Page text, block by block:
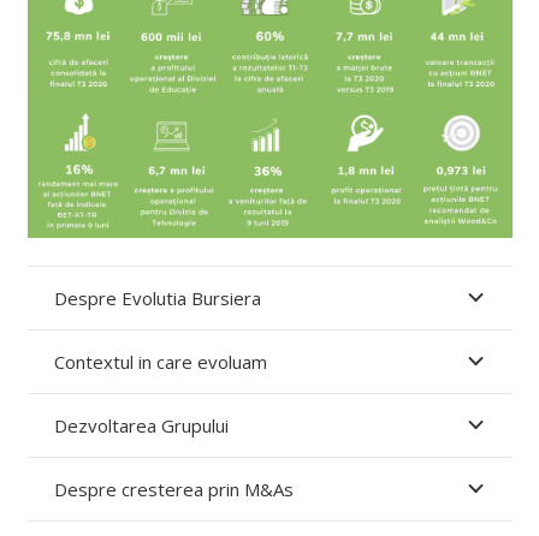
Despre Evolutia Bursiera
Contextul in care evoluam
Dezvoltarea Grupului
Despre cresterea prin M&As